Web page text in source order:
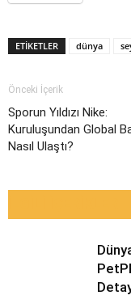
ETIKETLER dünya
Önceki İçerik
Sporun Yıldızı Nike:
Kuruluşundan Global
Nasıl Ulaştı?